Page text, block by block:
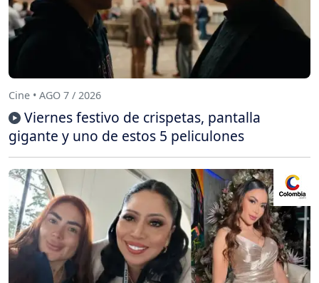
Cine • AGO 7 / 2026
Viernes festivo de crispetas, pantalla
gigante y uno de estos 5 peliculones